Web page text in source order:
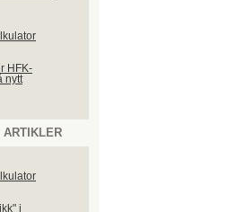
HFK-
nytt
ARTIKLER
i